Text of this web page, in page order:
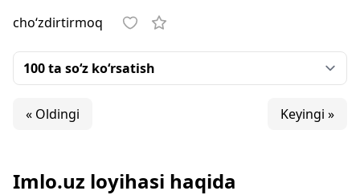
cho‘zdirtirmoq
« Oldingi Keyingi »
Imlo.uz loyihasi haqida